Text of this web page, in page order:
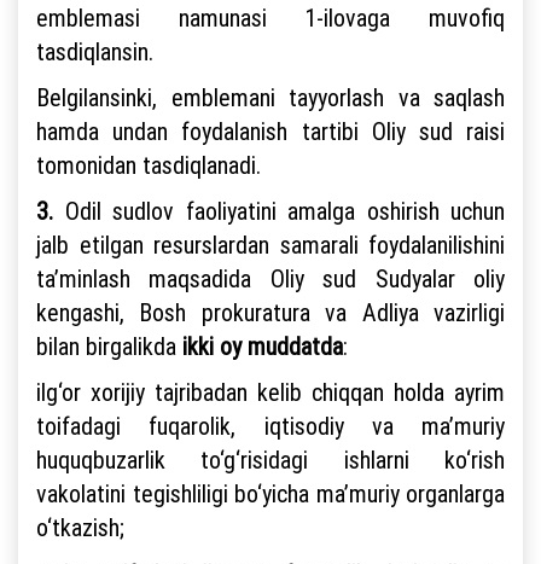
emblemasi namunasi 1-ilovaga muvofiq
tasdiqlansin.
Belgilansinki, emblemani tayyorlash va saqlash
hamda undan foydalanish tartibi Oliy sud raisi
tomonidan tasdiqlanadi.
3. Odil sudlov faoliyatini amalga oshirish uchun
jalb etilgan resurslardan samarali foydalanilishini
ta’minlash maqsadida Oliy sud Sudyalar oliy
kengashi, Bosh prokuratura va Adliya vazirligi
bilan birgalikda ikki oy muddatda:
ilg‘or xorijiy tajribadan kelib chiqqan holda ayrim
toifadagi fuqarolik, iqtisodiy va ma’muriy
huquqbuzarlik to‘g‘risidagi ishlarni ko‘rish
vakolatini tegishliligi bo‘yicha ma’muriy organlarga
o‘tkazish;